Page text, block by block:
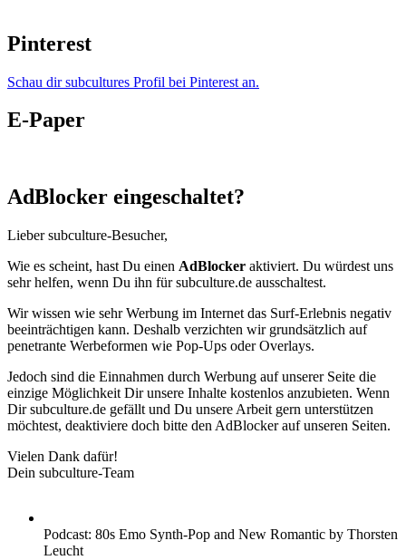
Pinterest
Schau dir subcultures Profil bei Pinterest an.
E-Paper
AdBlocker eingeschaltet?
Lieber subculture-Besucher,
Wie es scheint, hast Du einen AdBlocker aktiviert. Du würdest uns
sehr helfen, wenn Du ihn für subculture.de ausschaltest.
Wir wissen wie sehr Werbung im Internet das Surf-Erlebnis negativ
beeinträchtigen kann. Deshalb verzichten wir grundsätzlich auf
penetrante Werbeformen wie Pop-Ups oder Overlays.
Jedoch sind die Einnahmen durch Werbung auf unserer Seite die
einzige Möglichkeit Dir unsere Inhalte kostenlos anzubieten. Wenn
Dir subculture.de gefällt und Du unsere Arbeit gern unterstützen
möchtest, deaktiviere doch bitte den AdBlocker auf unseren Seiten.
Vielen Dank dafür!
Dein subculture-Team
Podcast: 80s Emo Synth-Pop and New Romantic by Thorsten
Leucht